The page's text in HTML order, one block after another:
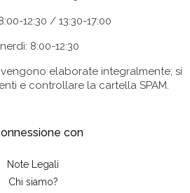
12:30 / 13:30-17:00
8:00-12:30
elaborate integralmente; si
e controllare la cartella SPAM.
con
Note Legali
Chi siamo?